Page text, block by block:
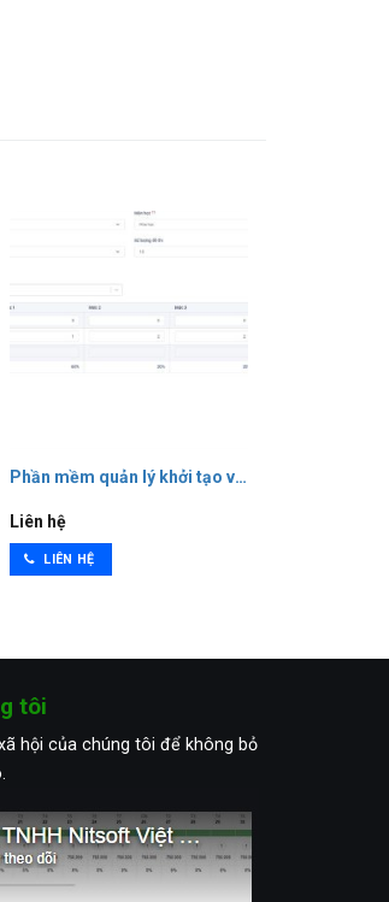
lý, kinh doanh sản phẩm
Phần mềm quản lý khởi tạo và thi trực tuyến
Liên hệ
LIÊN HỆ
tôi
hội của chúng tôi để không bỏ